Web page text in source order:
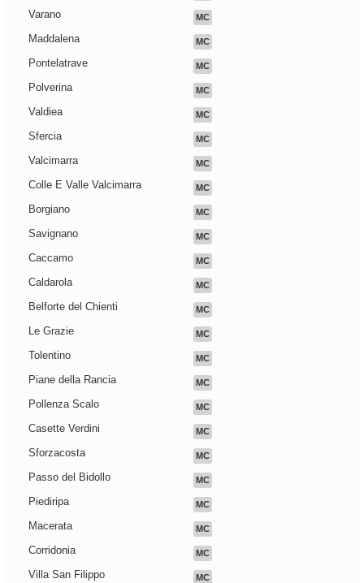
Varano MC
Maddalena MC
Pontelatrave MC
Polverina MC
Valdiea MC
Sfercia MC
Valcimarra MC
Colle E Valle Valcimarra MC
Borgiano MC
Savignano MC
Caccamo MC
Caldarola MC
Belforte del Chienti MC
Le Grazie MC
Tolentino MC
Piane della Rancia MC
Pollenza Scalo MC
Casette Verdini MC
Sforzacosta MC
Passo del Bidollo MC
Piediripa MC
Macerata MC
Corridonia MC
Villa San Filippo MC